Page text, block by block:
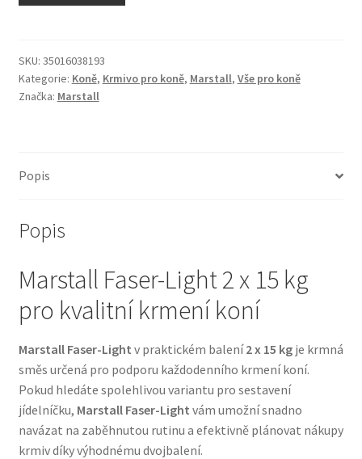
Odpočívadla pro kočky
Pamlsky pro kočky
Škrabadla pro kočky
Veterinární dieta pro kočky
Vše pro psy — Krmivo, doplňky, vybavení
Boudy a výběhy
Bozita pro psy — Švédské krmivo s nordickou kvalitou
Brit pro psy
SKU: 35016038193
Kategorie: Koně, Krmivo pro koně, Marstall, Vše pro koně
Značka: Marstall
Popis
Popis
Marstall Faser-Light 2 x 15 kg
pro kvalitní krmení koní
Marstall Faser-Light v praktickém balení2 x 15 kgje krmná
směs určená pro podporu každodenního krmení koní.
Pokud hledáte spolehlivou variantu pro sestavení
jídelníčku, Marstall Faser-Light vám umožní snadno
navázat na zaběhnutou rutinu a efektivně plánovat nákupy
krmiv díky výhodnému dvojbalení.